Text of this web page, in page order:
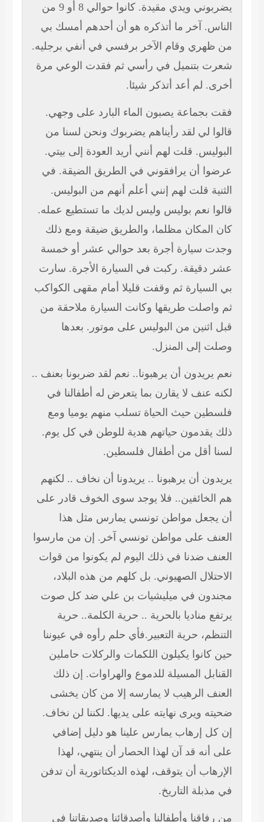
يضربوني ويدي مقيدة. كانوا حوالي 8 أو 9 من
الناس. آخر ما أتذكره هو أن أحدهم أمسك بي
من ظهري وقام الآخر برفسي في أنفي برجليه.
شعرت بتنميل في رأسي ثم فقدت الوعي مرة
أخرى. لم أعد أتذكر شيئا.
فقت بجماعة يصبون الماء البارد على وجهي.
قالوا لي لقد رأيناهم يضربوك ونحن لسنا من
البوليس. قلت لهم أنني أريد العودة إلى بيتي.
عرضوا أن يرافقوني في الطريق الضيقة. في
الثنية قلت لهم إنني أعلم أنهم من البوليس.
قالوا نعم بوليس وليس لديك ما تستطيع عمله.
كان المكان مظلما، والطريق ضيقة ومع ذلك
وجدت سيارة أجرة بعد حوالي عشر أو خمسة
عشر دقيقة. ركبت في السيارة الأجرة. سارت
بي السيارة ثم وقفت قليلا أمام مقهى الكواكب
ثم واصلت طريقها وكانت السيارة ملاحقة من
قبل اثنين من البوليس على موتور. بعدها
وصلت إلى المنزل.
نعم يريدون أن يرهبونا.. نعم لقد ضربونا بعنف ..
لكنه عنف لا يقارن بما يتعرض له أطفالنا في
فلسطين حيث الحياة تسلب منهم يوميا ومع
ذلك يقدمون حياتهم هدية للوطن في كل يوم.
لسنا أقل من أطفال فلسطين.
يريدون أن يرهبونا .. يريدونا أن نخاف .. لكنهم
هم الخائفين.. فلا يوجد سوى الخوف قادر على
أن يجعل مواطن تونسي يمارس مثل هذا
العنف على مواطن تونسي آخر. إن من مارسوا
العنف ضدنا في ذلك اليوم لم يكونوا من قوات
الاحتلال الصهيوني. بل كلهم من هذه البلاد،
مجندون في ميليشيات بن علي ضد كل صوت
يرتفع مناديا بالحرية .. حرية الكلمة.. حرية
التنظم، حرية التعبير.فأي حلم رأوه في عيوننا
حين كانوا يكيلون اللكمات والركلات حاملين
القنابل المسيلة للدموع والهراوات. إن ذلك
العنف الرهيب لا يمارسه إلا من كان يخشى
ضحيته ويرى نهايته على يديها. لكننا لن نخاف.
إن كل إرهاب يمارس علينا هو دليل إضافي
على أنه قد آن لهذا الحصار أن ينتهي، لهذا
الإرهاب أن يتوقف، لهذه الديكتاتورية أن تدفن
في مذبلة التاريخ.
من رفاقنا وأطفالنا وأصدقائنا وصديقاتنا في